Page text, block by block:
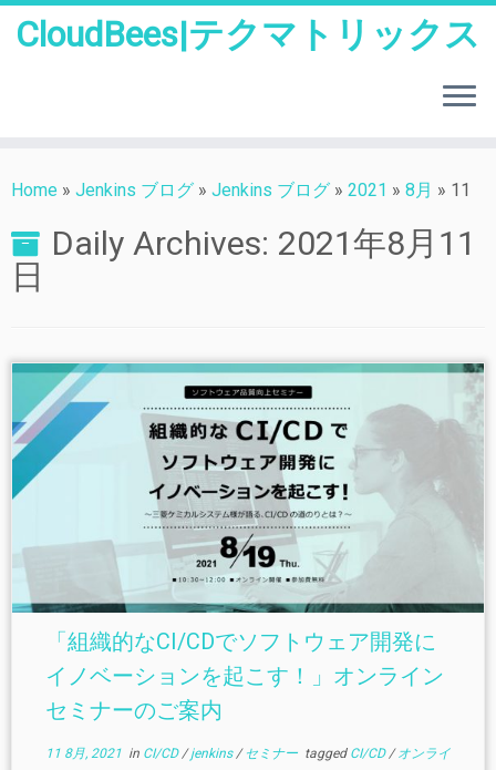
to
CloudBees|テクマトリックス
Home » Jenkins ブログ » Jenkins ブログ » 2021 » 8月 » 11
Daily Archives: 2021年8月11
日
「組織的なCI/CDでソフトウェア開発に
イノベーションを起こす！」オンライン
セミナーのご案内
11 8月, 2021in CI/CD/jenkins/ セミナー tagged CI/CD/オンライ